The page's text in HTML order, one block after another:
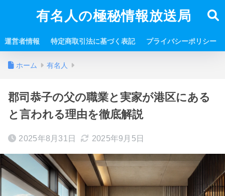
有名人の極秘情報放送局
運営者情報 特定商取引法に基づく表記 プライバシーポリシー
ホーム 有名人
郡司恭子の父の職業と実家が港区にある
と言われる理由を徹底解説
2025年8月31日 2025年9月5日